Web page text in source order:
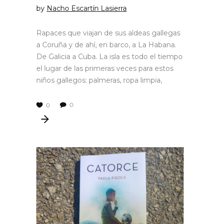
by Nacho Escartín Lasierra
Rapaces que viajan de sus aldeas gallegas
a Coruña y de ahí, en barco, a La Habana.
De Galicia a Cuba. La isla es todo el tiempo
el lugar de las primeras veces para estos
niños gallegos: palmeras, ropa limpia,
0 0